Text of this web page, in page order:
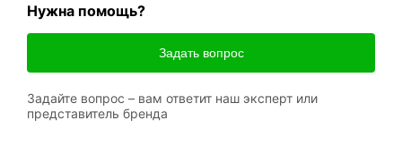
Нужна помощь?
Задать вопрос
Задайте вопрос – вам ответит наш эксперт или
представитель бренда